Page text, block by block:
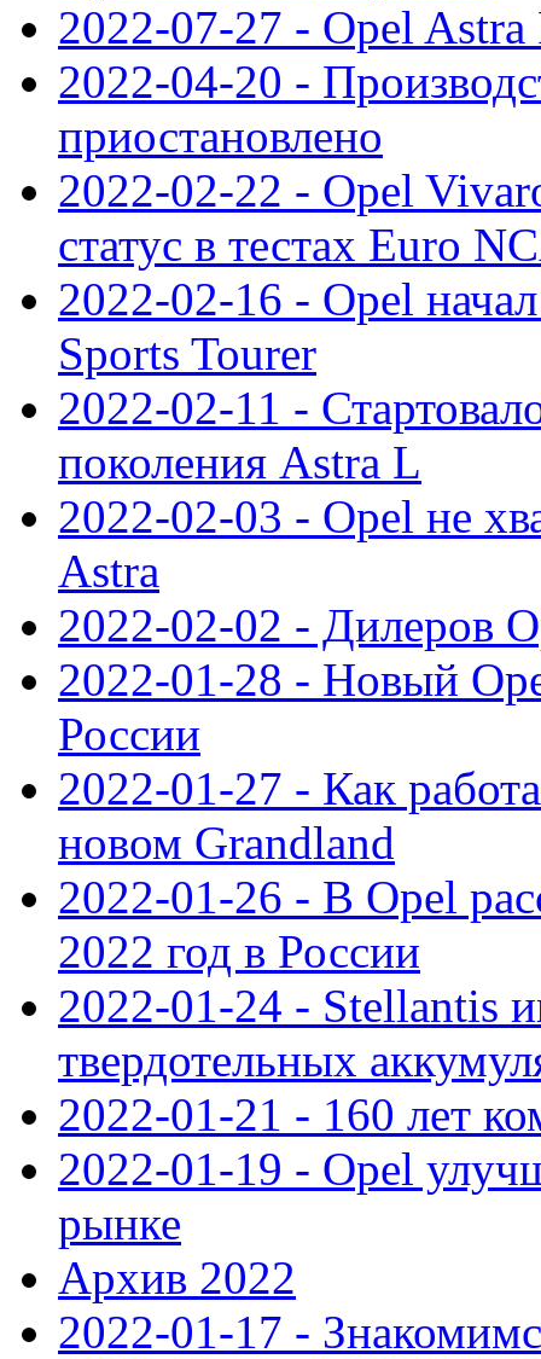
2022-07-27 - Opel
2022-04-20 -
приостановлено
2022-02-22 - Opel
статус в тестах Euro
2022-02-16 - Opel
Sports Tourer
2022-02-11 -
поколения Astra L
2022-02-03 - Opel не
Astra
2022-02-02 - Дилеров
2022-01-28 - Новый
России
2022-01-27 - Как
новом Grandland
2022-01-26 - В Opel
2022 год в России
2022-01-24 - Stellantis
твердотельных
2022-01-21 - 160 лет
2022-01-19 - Opel
рынке
Архив 2022
2022-01-17 -